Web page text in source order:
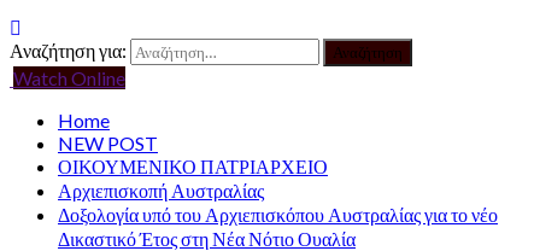
Αναζήτηση για:
Watch Online
Home
NEW POST
ΟΙΚΟΥΜΕΝΙΚΟ ΠΑΤΡΙΑΡΧΕΙΟ
Αρχιεπισκοπή Αυστραλίας
Δοξολογία υπό του Αρχιεπισκόπου Αυστραλίας για το νέο
Δικαστικό Έτος στη Νέα Νότιο Ουαλία